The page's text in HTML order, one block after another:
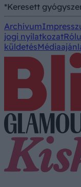
*Keresett
Archívum
jogi nyilatkozat
küldetés